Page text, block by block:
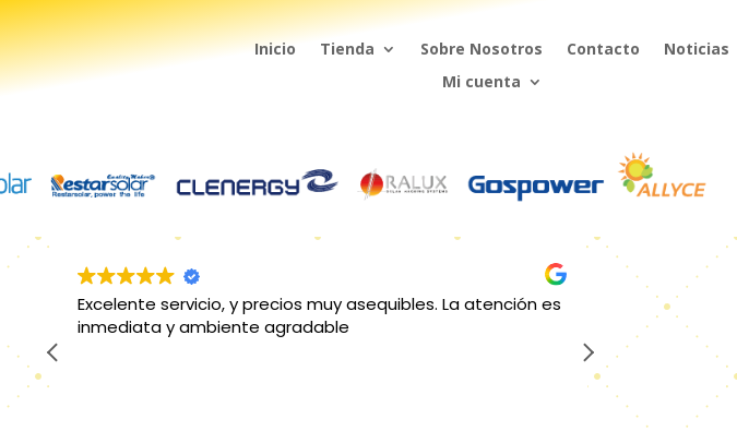
Inicio Tienda Sobre Nosotros Contacto
Noticias
Mi cuenta
Excelente servicio y precios, me gusta por que siempre
recomiendan lo mejor a nuestra necesidad, el apoyo en
Desde la
artículos